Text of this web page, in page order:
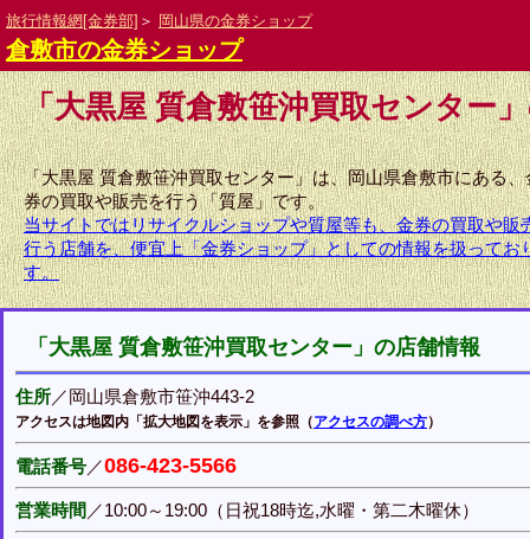
「大黒屋 質倉敷笹沖買取センター
「大黒屋 質倉敷笹沖買取センター」は、岡山県倉敷市にある、
券の買取や販売を行う「質屋」です。
当サイトではリサイクルショップや質屋等も、金券の買取や販
行う店舗を、便宜上「金券ショップ」としての情報を扱ってお
す。
「大黒屋 質倉敷笹沖買取センター」の店舗情報
住所／岡山県倉敷市笹沖443-2
アクセスは地図内「拡大地図を表示」を参照（アクセスの調べ方）
電話番号／086-423-5566
営業時間 ／10:00～19:00（日祝18時迄,水曜・第二木曜休）
旅行情報網[金券部] ＞ 岡山県の金券ショップ
倉敷市の金券ショップ